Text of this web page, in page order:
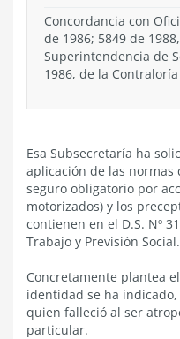
Concordancia con
de 1986; 5849 de
Superintendencia de
1986, de la
Esa Subsecretaría ha
aplicación de las normas
seguro obligatorio por
motorizados) y los
contienen en el D.S. Nº
Trabajo y Previsión Social.
Concretamente plantea
identidad se ha
quien falleció al ser
particular.